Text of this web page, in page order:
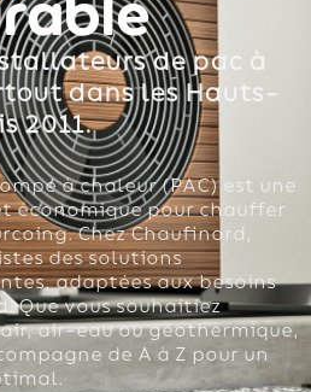
de pac à
dans les Hauts-
2011.
à chaleur (PAC) est une
économique pour chauffer
Chez Chaufinord,
des solutions
adaptées aux besoins
Que vous souhaitiez
air-eau ou géothermique,
de A à Z pour un